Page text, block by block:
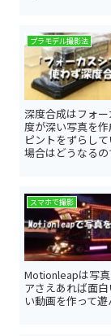
プラモデル撮影法
深度合成はフォ
度が深い写真を
ピントをずらし
場合はどうなるの
スマホで撮影
Motionleapは写
アさえあれば面
い動画を作って遊